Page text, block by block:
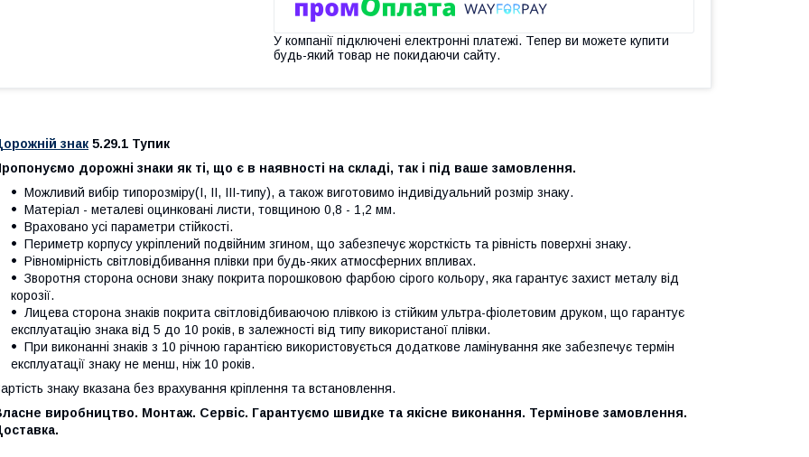
У компанії підключені електронні платежі. Тепер ви можете купити
будь-який товар не покидаючи сайту.
знак 5.29.1 Тупик
дорожні знаки як ті, що є в наявності на складі, так і під ваше замовлення.
Можливий вибір типорозміру(І, ІІ, ІІІ-типу), а також виготовимо індивідуальний розмір знаку.
Матеріал - металеві оцинковані листи, товщиною 0,8 - 1,2 мм.
Враховано усі параметри стійкості.
Периметр корпусу укріплений подвійним згином, що забезпечує жорсткість та рівність поверхні знаку.
Рівномірність світловідбивання плівки при будь-яких атмосферних впливах.
Зворотня сторона основи знаку покрита порошковою фарбою сірого кольору, яка гарантує захист металу від
корозії.
Лицева сторона знаків покрита світловідбиваючою плівкою із стійким ультра-фіолетовим друком, що гарантує
експлуатацію знака від 5 до 10 років, в залежності від типу використаної плівки.
При виконанні знаків з 10 річною гарантією використовується додаткове ламінування яке забезпечує термін
експлуатації знаку не менш, ніж 10 років.
знаку вказана без врахування кріплення та встановлення.
виробництво. Монтаж. Сервіс. Гарантуємо швидке та якісне виконання. Термінове замовлення.